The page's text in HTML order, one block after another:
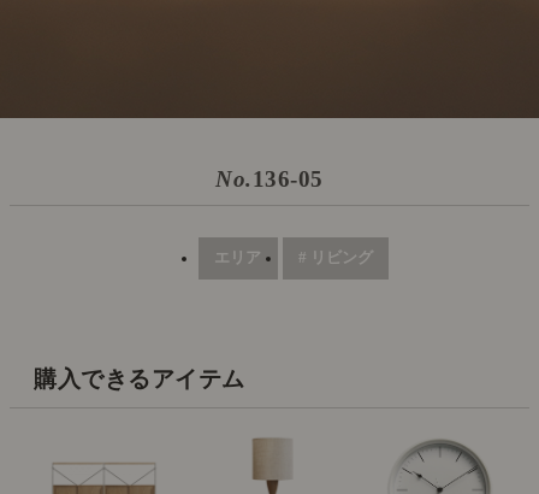
No.136-05
エリア # リビング
購入できるアイテム